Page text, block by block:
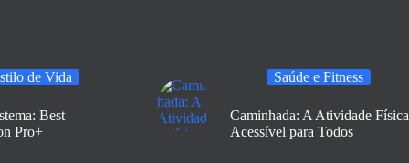
de Vida
Best
Pro+
Saúde e Fitness
Caminhada: A Atividade Física
Acessível para Todos